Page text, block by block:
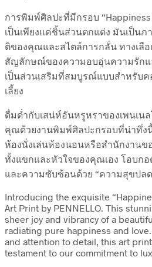
การพิมพ์ศิลปะที่มีกรอบ “Happiness
เป็นเพียงแค่ชิ้นส่วนตกแต่ง มันเป็น
ติของคุณและสไตล์การกลั่น ทางเลือ
สัญลักษณ์ของความอบอุ่นความรักแ
เป็นส่วนเสริมที่สมบูรณ์แบบสำหรับ
เลี้ยง
ดื่มด่ำกับเสน่ห์อันหรูหราของเพนเน
คุณด้วยงานพิมพ์ศิลปะกรอบที่น่าทึ่ง
ห้องนั่งเล่นห้องนอนหรือสำนักงานข
ทั้งแขกและหัวใจของคุณเอง โอบก
และความซับซ้อนด้วย “ความสุขปลด
Introducing the exquisite
Art Print by PENNELLO. This
sheer joy and vibrancy of a
radiating pure happiness and
and attention to detail, this art
testament to our commitment to